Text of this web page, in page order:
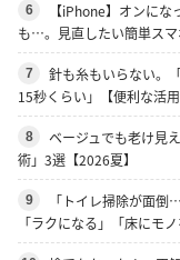
6
【iPhone】オンに
も…。見直したい簡単スマ
7
針も糸もいらない。
15秒くらい」【便利な活用
8
ベージュでも老け見
術」3選【2026夏】
9
「トイレ掃除が面倒
「ラクになる」「床にモノ